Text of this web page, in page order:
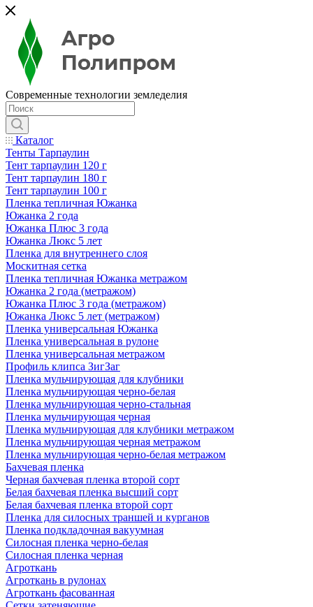
Современные технологии земледелия
Каталог
Тенты Тарпаулин
Тент тарпаулин 120 г
Тент тарпаулин 180 г
Тент тарпаулин 100 г
Пленка тепличная Южанка
Южанка 2 года
Южанка Плюс 3 года
Южанка Люкс 5 лет
Пленка для внутреннего слоя
Москитная сетка
Пленка тепличная Южанка метражом
Южанка 2 года (метражом)
Южанка Плюс 3 года (метражом)
Южанка Люкс 5 лет (метражом)
Пленка универсальная Южанка
Пленка универсальная в рулоне
Пленка универсальная метражом
Профиль клипса ЗигЗаг
Пленка мульчирующая для клубники
Пленка мульчирующая черно-белая
Пленка мульчирующая черно-стальная
Пленка мульчирующая черная
Пленка мульчирующая для клубники метражом
Пленка мульчирующая черная метражом
Пленка мульчирующая черно-белая метражом
Бахчевая пленка
Черная бахчевая пленка второй сорт
Белая бахчевая пленка высший сорт
Белая бахчевая пленка второй сорт
Пленка для силосных траншей и курганов
Пленка подкладочная вакуумная
Силосная пленка черно-белая
Силосная пленка черная
Агроткань
Агроткань в рулонах
Агроткань фасованная